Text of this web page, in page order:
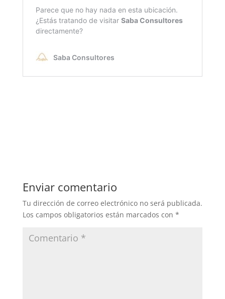
Enviar comentario
Tu dirección de correo electrónico no será publicada.
Los campos obligatorios están marcados con *